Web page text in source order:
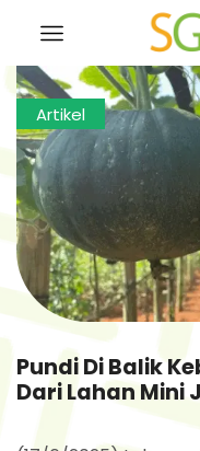
Artikel
Pundi Di Balik
Dari Lahan Mini